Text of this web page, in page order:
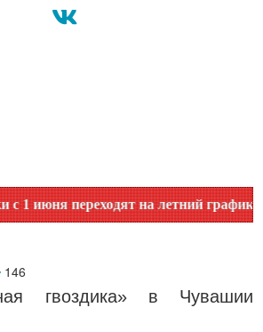
переходят на летний график
146
гвоздика» в Чувашии